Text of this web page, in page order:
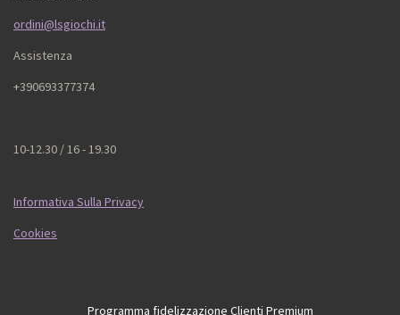
ordini@lsgiochi.it
Assistenza
+390693377374
10-12.30 / 16 - 19.30
Informativa Sulla Privacy
Cookies
Programma fidelizzazione Clienti Premium